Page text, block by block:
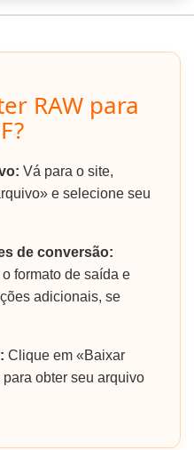
RAW para
Vá para o site,
e selecione seu
de conversão:
formato de saída e
adicionais, se
Clique em «Baixar
obter seu arquivo